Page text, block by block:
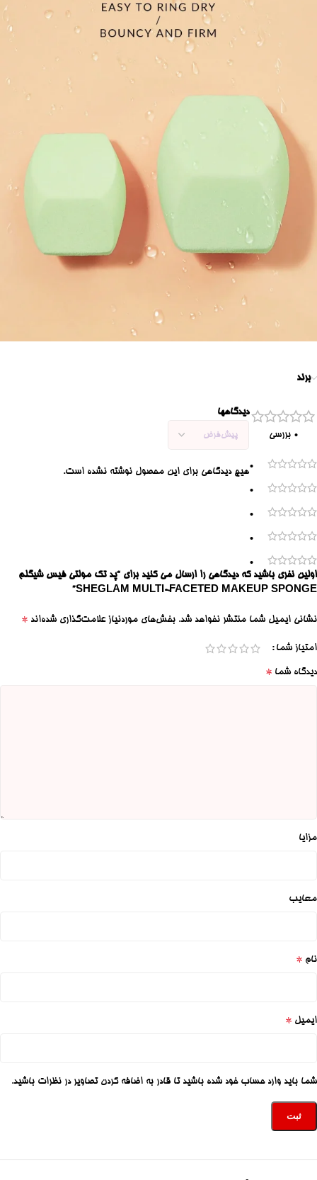
برند
0 بررسی
0
0
0
0
0
دیدگاهها
هیچ دیدگاهی برای این محصول نوشته نشده است.
اولین نفری باشید که دیدگاهی را ارسال می کنید برای “پد تک مولتی فیس شیگلم
SHEGLAM MULTI-FACETED MAKEUP SPONGE”
نشانی ایمیل شما منتشر نخواهد شد. بخش‌های موردنیاز علامت‌گذاری شده‌اند *
امتیاز شما
دیدگاه شما *
مزایا
معایب
نام *
ایمیل *
شما باید وارد حساب خود شده باشید تا قادر به اضافه کردن تصاویر در نظرات باشید.